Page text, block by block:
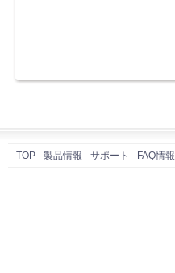
TOP 製品情報 サポート FAQ情報